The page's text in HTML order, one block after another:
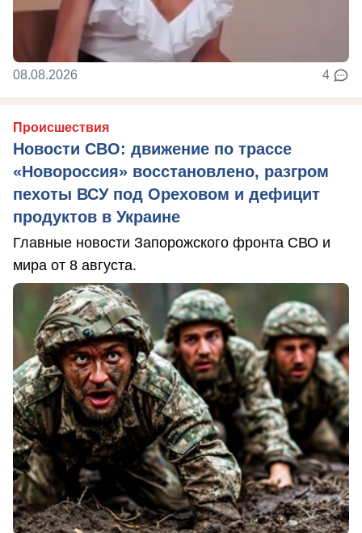
08.08.2026 4
Происшествия
Новости СВО: движение по трассе
«Новороссия» восстановлено, разгром
пехоты ВСУ под Ореховом и дефицит
продуктов в Украине
Главные новости Запорожского фронта СВО и
мира от 8 августа.